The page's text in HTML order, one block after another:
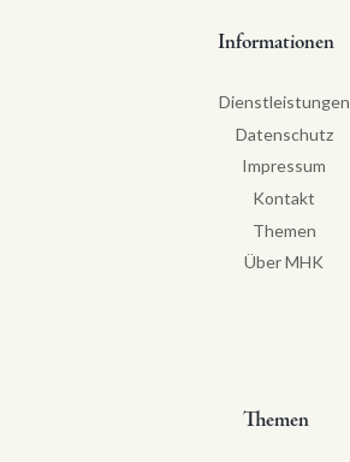
Informationen
Dienstleistungen
Datenschutz
Impressum
Kontakt
Themen
Über MHK
Themen